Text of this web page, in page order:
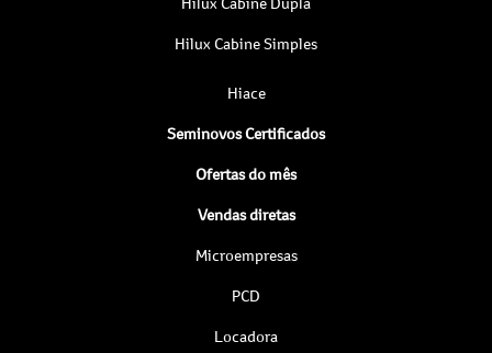
Hilux Cabine Simples
Hiace
Seminovos Certificados
Ofertas do mês
Vendas diretas
Microempresas
PCD
Locadora